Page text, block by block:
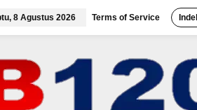
8 Agustus 2026 Terms of Service